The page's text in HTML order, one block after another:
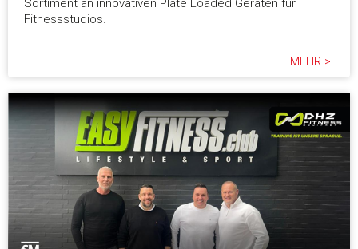
Sortiment an innovativen Plate Loaded Geräten für
Fitnessstudios.
MEHR >